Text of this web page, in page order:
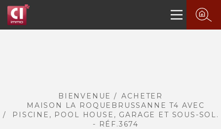
BIENVENUE
ACHETER
MAISON LA ROQUEBRUSSANNE T4 AVEC
PISCINE, POOL HOUSE, GARAGE ET SOUS-SOL.
- RÉF.3674